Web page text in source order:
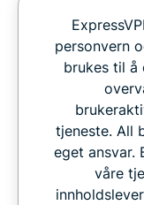
personvern
brukes til å
tjeneste. All
eget ansvar.
våre